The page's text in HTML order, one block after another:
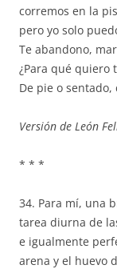
corremos en la
pero yo solo
Te abandono,
¿Para qué quiero
De pie o
Versión de León
* * *
34. Para mí, una
tarea diurna de
e igualmente
arena y el huevo